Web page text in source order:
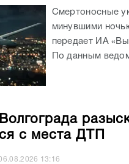
Смертоносные
минувшими
передает ИА
По данным
с места ДТП
13:16